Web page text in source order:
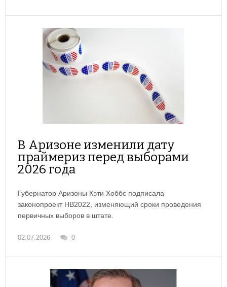
В Аризоне изменили дату
праймериз перед выборами
2026 года
Губернатор Аризоны Кэти Хоббс подписала
законопроект HB2022, изменяющий сроки проведения
первичных выборов в штате.
02.07.2026 0